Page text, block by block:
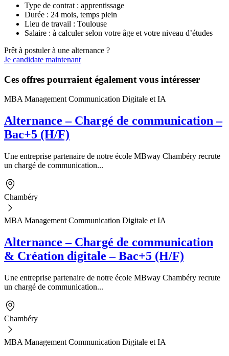
Type de contrat : apprentissage
Durée : 24 mois, temps plein
Lieu de travail : Toulouse
Salaire : à calculer selon votre âge et votre niveau d’études
Prêt à postuler à une alternance ?
Je candidate maintenant
Ces offres pourraient également vous intéresser
MBA Management Communication Digitale et IA
Alternance – Chargé de communication –
Bac+5 (H/F)
Une entreprise partenaire de notre école MBway Chambéry recrute
un chargé de communication...
Chambéry
MBA Management Communication Digitale et IA
Alternance – Chargé de communication
& Création digitale – Bac+5 (H/F)
Une entreprise partenaire de notre école MBway Chambéry recrute
un chargé de communication...
Chambéry
MBA Management Communication Digitale et IA